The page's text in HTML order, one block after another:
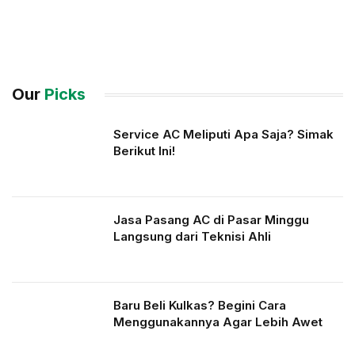
Our Picks
Service AC Meliputi Apa Saja? Simak
Berikut Ini!
Jasa Pasang AC di Pasar Minggu
Langsung dari Teknisi Ahli
Baru Beli Kulkas? Begini Cara
Menggunakannya Agar Lebih Awet